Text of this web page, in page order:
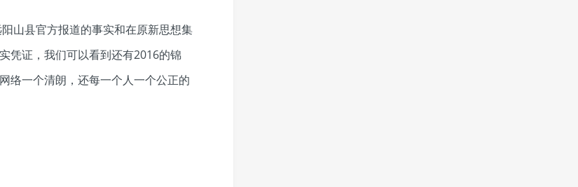
山县官方报道的事实和在原新思想集
凭证，我们可以看到还有2016的锦
络一个清朗，还每一个人一个公正的